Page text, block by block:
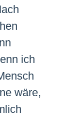
ich
wäre,